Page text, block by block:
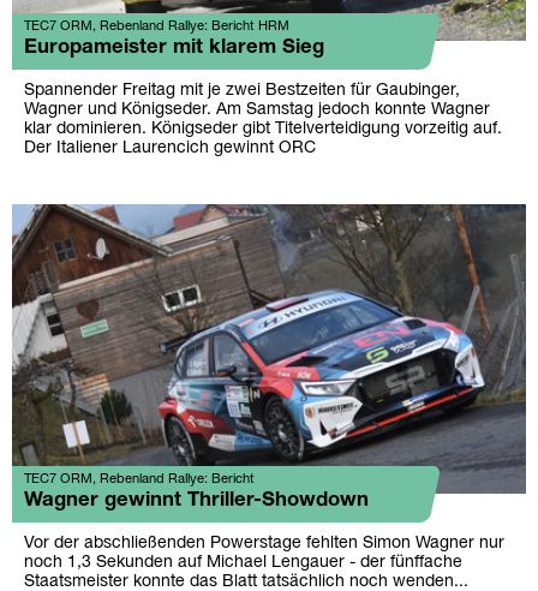
TEC7 ORM, Rebenland Rallye: Bericht HRM
Europameister mit klarem Sieg
Spannender Freitag mit je zwei Bestzeiten für Gaubinger,
Wagner und Königseder. Am Samstag jedoch konnte Wagner
klar dominieren. Königseder gibt Titelverteidigung vorzeitig auf.
Der Italiener Laurencich gewinnt ORC
TEC7 ORM, Rebenland Rallye: Bericht
Wagner gewinnt Thriller-Showdown
Vor der abschließenden Powerstage fehlten Simon Wagner nur
noch 1,3 Sekunden auf Michael Lengauer - der fünffache
Staatsmeister konnte das Blatt tatsächlich noch wenden...